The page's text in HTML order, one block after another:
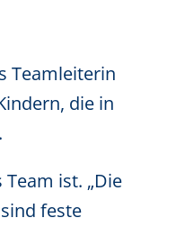
Teamleiterin
die in
ist. „Die
feste